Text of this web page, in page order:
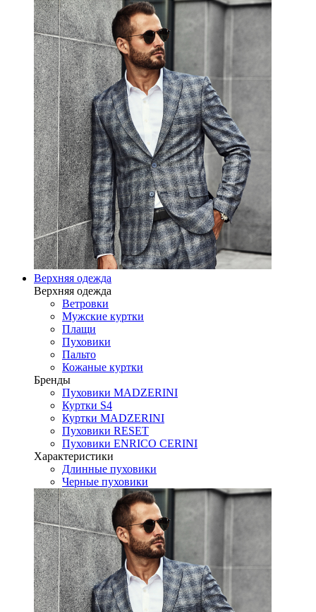
Верхняя одежда
Верхняя одежда
Ветровки
Мужские куртки
Плащи
Пуховики
Пальто
Кожаные куртки
Бренды
Пуховики MADZERINI
Куртки S4
Куртки MADZERINI
Пуховики RESET
Пуховики ENRICO CERINI
Характеристики
Длинные пуховики
Черные пуховики